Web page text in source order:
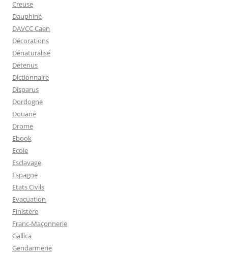
Creuse
Dauphiné
DAVCC Caen
Décorations
Dénaturalisé
Détenus
Dictionnaire
Disparus
Dordogne
Douane
Drome
Ebook
Ecole
Esclavage
Espagne
Etats Civils
Evacuation
Finistère
Franc-Maçonnerie
Gallica
Gendarmerie